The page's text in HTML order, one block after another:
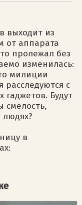
выходит из
от аппарата
пролежал без
изменилась:
милиции
расследуются с
Будут
смелость,
людях?
в